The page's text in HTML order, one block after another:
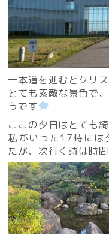
一本道を進むとクリ
とても素敵な景色で
うです
ここの夕日はとても
私がいった17時には
たが、次行く時は時